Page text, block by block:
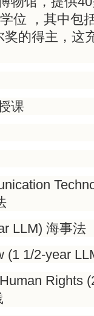
位 ，其中包
的得主，这
课
LLM) 海事法
1/2-year
Rights